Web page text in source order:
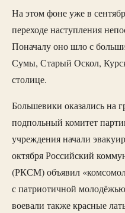
На этом фоне уже в
переходе наступления
Поначалу оно шло с
Сумы, Старый Оскол,
столице.
Большевики оказались на
подпольный комитет
учреждения начали
октября Российский
(РКСМ) объявил
с патриотичной
воевали также красные